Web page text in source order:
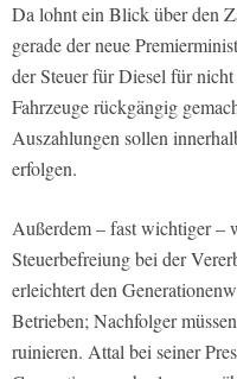
Da lohnt ein Blick über den
gerade der neue
der Steuer für Diesel für
Fahrzeuge rückgängig
Auszahlungen sollen
erfolgen.
Außerdem – fast wichtiger –
Steuerbefreiung bei der
erleichtert den
Betrieben; Nachfolger
ruinieren. Attal bei seiner